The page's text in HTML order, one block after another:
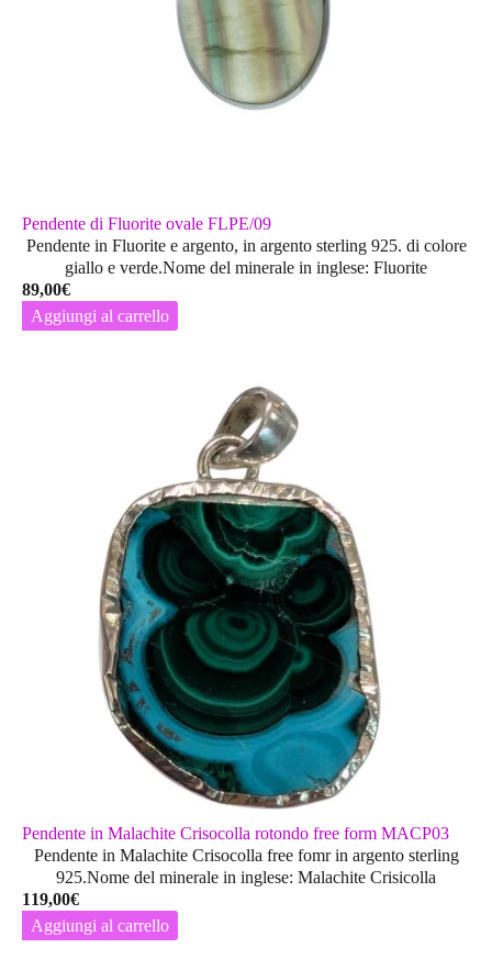
Pendente di Fluorite ovale FLPE/09
Pendente in Fluorite e argento, in argento sterling 925. di colore
giallo e verde.Nome del minerale in inglese: Fluorite
89,00€
Aggiungi al carrello
Pendente in Malachite Crisocolla rotondo free form MACP03
Pendente in Malachite Crisocolla free fomr in argento sterling
925.Nome del minerale in inglese: Malachite Crisicolla
119,00€
Aggiungi al carrello